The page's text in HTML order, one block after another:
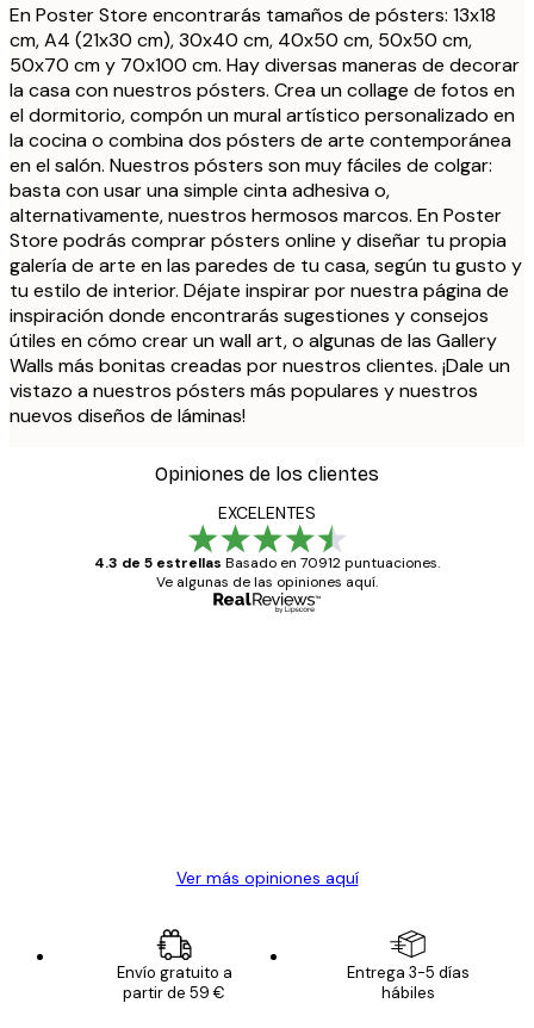
En Poster Store encontrarás tamaños de pósters: 13x18
cm, A4 (21x30 cm), 30x40 cm, 40x50 cm, 50x50 cm,
50x70 cm y 70x100 cm. Hay diversas maneras de decorar
la casa con nuestros pósters. Crea un collage de fotos en
el dormitorio, compón un mural artístico personalizado en
la cocina o combina dos pósters de arte contemporánea
en el salón. Nuestros pósters son muy fáciles de colgar:
basta con usar una simple cinta adhesiva o,
alternativamente, nuestros hermosos marcos. En Poster
Store podrás comprar pósters online y diseñar tu propia
galería de arte en las paredes de tu casa, según tu gusto y
tu estilo de interior. Déjate inspirar por nuestra página de
inspiración donde encontrarás sugestiones y consejos
útiles en cómo crear un wall art, o algunas de las Gallery
Walls más bonitas creadas por nuestros clientes. ¡Dale un
vistazo a nuestros pósters más populares y nuestros
nuevos diseños de láminas!
Opiniones de los clientes
EXCELENTES
4.3 de 5 estrellas Basado en 70912 puntuaciones.
Ve algunas de las opiniones aquí.
Ver más opiniones aquí
Envío gratuito a
partir de 59 €
Entrega 3-5 días
hábiles